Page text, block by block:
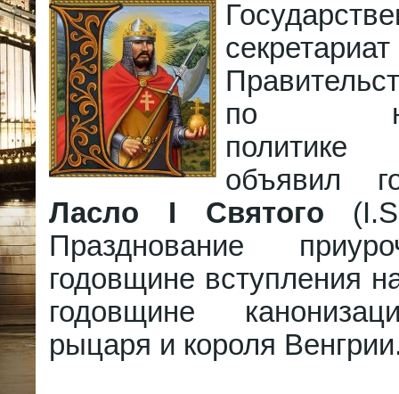
секретариат
по
объявил
Ласло I Святого
Празднование
годовщине вступления
годовщине
рыцаря и короля